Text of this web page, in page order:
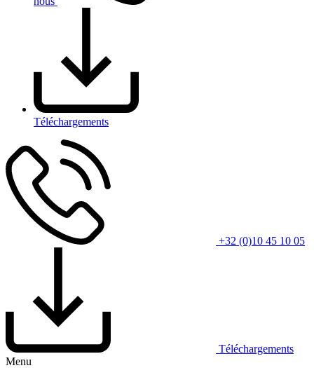
Téléchargements
+32 (0)10 45 10 05
Téléchargements
Menu